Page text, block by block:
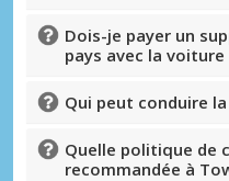
Dois-je payer un
pays avec la
Qui peut conduire
Quelle politique de
recommandée à